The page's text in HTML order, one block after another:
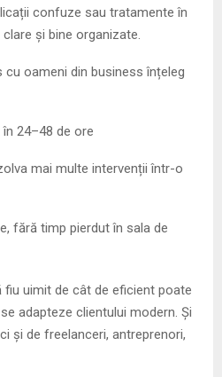
confuze sau tratamente în
și bine organizate.
cu oameni din business înțeleg
24–48 de ore
mai multe intervenții într-o
fără timp pierdut în sala de
uimit de cât de eficient poate
adapteze clientului modern. Și
și de freelanceri, antreprenori,